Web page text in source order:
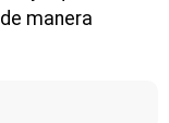
de manera